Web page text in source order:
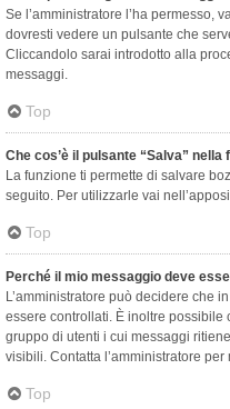
Se l’amministratore l’ha permesso,
dovresti vedere un pulsante che
Cliccandolo sarai introdotto alla
messaggi.
Top
Che cos’è il pulsante “Salva”
La funzione ti permette di salvare
seguito. Per utilizzarle vai
Top
Perché il mio messaggio deve
L’amministratore può decidere che
essere controllati. È inoltre possibile
gruppo di utenti i cui messaggi
visibili. Contatta l’amministratore
Top